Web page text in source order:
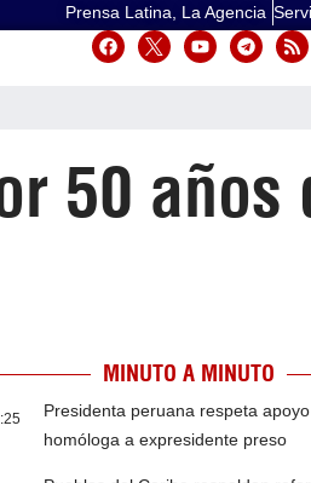
Prensa Latina, La Agencia
50 años
MINUTO A MINUTO
Presidenta peruana respeta
homóloga a expresidente preso